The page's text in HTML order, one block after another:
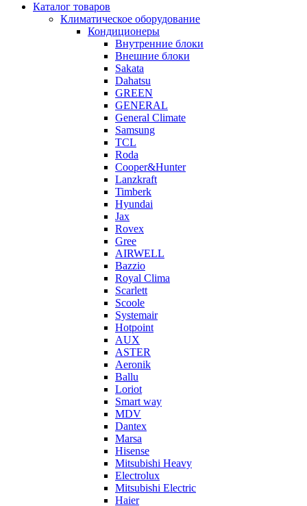
Каталог товаров
Климатическое оборудование
Кондиционеры
Внутренние блоки
Внешние блоки
Sakata
Dahatsu
GREEN
GENERAL
General Climate
Samsung
TCL
Roda
Cooper&Hunter
Lanzkraft
Timberk
Hyundai
Jax
Rovex
Gree
AIRWELL
Bazzio
Royal Clima
Scarlett
Scoole
Systemair
Hotpoint
AUX
ASTER
Aeronik
Ballu
Loriot
Smart way
MDV
Dantex
Marsa
Hisense
Mitsubishi Heavy
Electrolux
Mitsubishi Electric
Haier